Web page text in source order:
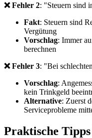
❌ Fehler 2: "Steuern sind
Fakt: Steuern sind
Vergütung
Vorschlag: Immer
berechnen
❌ Fehler 3: "Bei
Vorschlag:
kein Trinkgeld
Alternative: Zuerst
Serviceprobleme
Praktische